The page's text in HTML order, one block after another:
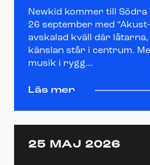
Newkid kommer till Södra
26 september med
avskalad kväll där
känslan står i centrum.
musik i rygg...
Läs mer
25 MAJ 2026